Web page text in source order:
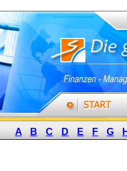
A B C D E F G